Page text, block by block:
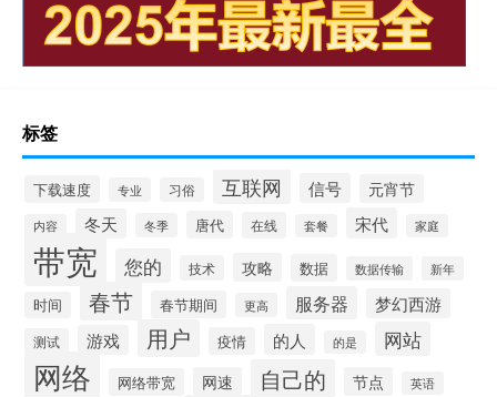
标签
下载速度 专业 习俗 互联网 信号 元宵节
内容 冬天 冬季 唐代 在线 套餐 宋代 家庭
带宽 您的 技术 攻略 数据 数据传输 新年
时间 春节 春节期间 更高 服务器 梦幻西游
测试 游戏 用户 疫情 的人 的是 网站
网络 网络带宽 网速 自己的 节点 英语